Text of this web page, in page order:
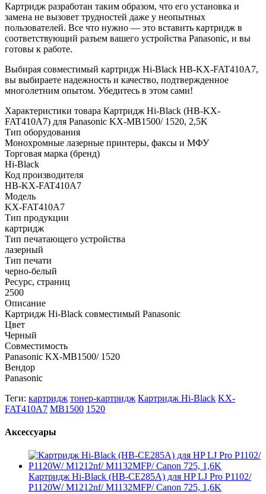
Картридж разработан таким образом, что его установка и
замена не вызовет трудностей даже у неопытных
пользователей. Все что нужно — это вставить картридж в
соответствующий разъем вашего устройства Panasonic, и вы
готовы к работе.
Выбирая совместимый картридж Hi-Black HB-KX-FAT410A7,
вы выбираете надежность и качество, подтвержденное
многолетним опытом. Убедитесь в этом сами!
Характеристики товара Картридж Hi-Black (HB-KX-
FAT410A7) для Panasonic KX-MB1500/ 1520, 2,5K
Тип оборудования
Монохромные лазерные принтеры, факсы и МФУ
Торговая марка (бренд)
Hi-Black
Код производителя
HB-KX-FAT410A7
Модель
KX-FAT410A7
Тип продукции
картридж
Тип печатающего устройства
лазерный
Тип печати
черно-белый
Ресурс, страниц
2500
Описание
Картридж Hi-Black совместимый Panasonic
Цвет
Черный
Совместимость
Panasonic KX-MB1500/ 1520
Вендор
Panasonic
Теги: картридж тонер-картридж Картридж Hi-Black KX-
FAT410A7 MB1500 1520
Аксессуары
Картридж Hi-Black (HB-CE285A) для HP LJ Pro P1102/
P1120W/ M1212nf/ M1132MFP/ Canon 725, 1,6K